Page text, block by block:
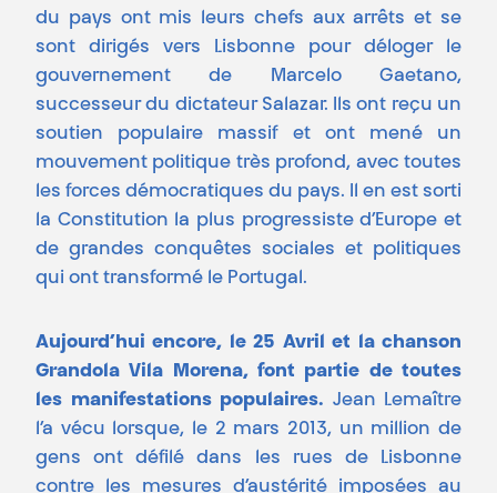
du pays ont mis leurs chefs aux arrêts et se
sont dirigés vers Lisbonne pour déloger le
gouvernement de Marcelo Gaetano,
successeur du dictateur Salazar. Ils ont reçu un
soutien populaire massif et ont mené un
mouvement politique très profond, avec toutes
les forces démocratiques du pays. Il en est sorti
la Constitution la plus progressiste d’Europe et
de grandes conquêtes sociales et politiques
qui ont transformé le Portugal.
Aujourd’hui encore, le 25 Avril et la chanson
Grandola Vila Morena, font partie de toutes
les manifestations populaires. Jean Lemaître
l’a vécu lorsque, le 2 mars 2013, un million de
gens ont défilé dans les rues de Lisbonne
contre les mesures d’austérité imposées au